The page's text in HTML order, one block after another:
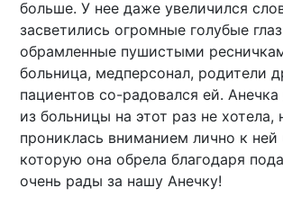
больше. У нее даже увеличился
засветились огромные голубые
обрамленные пушистыми
больница, медперсонал, родители
пациентов со-радовался ей.
из больницы на этот раз не хотела,
прониклась вниманием лично к ней
которую она обрела благодаря
очень рады за нашу Анечку!